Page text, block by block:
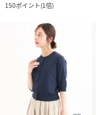
150ポイント(1倍)